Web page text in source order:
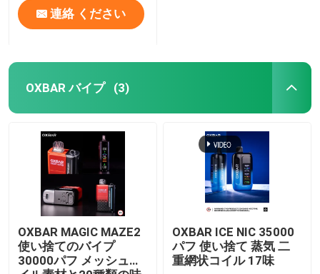
連絡 ください
OXBAR バイプ (3)
OXBAR MAGIC MAZE2
使い捨てのバイプ
30000パフ メッシュコ
OXBAR ICE NIC 35000
パフ 使い捨て 蒸気 二
重網状コイル 17味